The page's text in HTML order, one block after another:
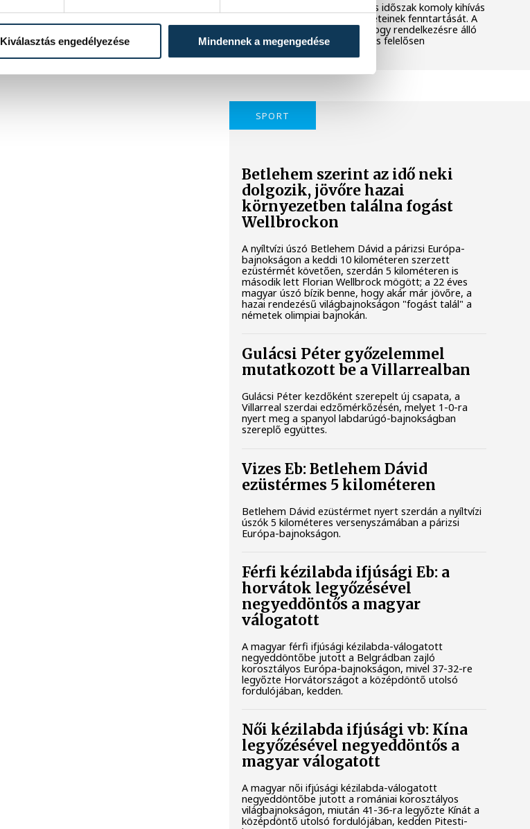
Kiválasztás engedélyezése Mindennek a megengedése
A tartós hőség és az aszályos időszak komoly kihívás
elé állítja Veszprém zöldfelületeinek fenntartását. A
városvezetés kiemelt célja, hogy rendelkezésre álló
vízkészletekkel takarékosan és felelősen
gazdálkodjunk.
SPORT
Betlehem szerint az idő neki
dolgozik, jövőre hazai
környezetben találna fogást
Wellbrockon
A nyíltvízi úszó Betlehem Dávid a párizsi Európa-
bajnokságon a keddi 10 kilométeren szerzett
ezüstérmét követően, szerdán 5 kilométeren is
második lett Florian Wellbrock mögött; a 22 éves
magyar úszó bízik benne, hogy akár már jövőre, a
hazai rendezésű világbajnokságon "fogást talál" a
németek olimpiai bajnokán.
Gulácsi Péter győzelemmel
mutatkozott be a Villarrealban
Gulácsi Péter kezdőként szerepelt új csapata, a
Villarreal szerdai edzőmérkőzésén, melyet 1-0-ra
nyert meg a spanyol labdarúgó-bajnokságban
szereplő együttes.
Vizes Eb: Betlehem Dávid
ezüstérmes 5 kilométeren
Betlehem Dávid ezüstérmet nyert szerdán a nyíltvízi
úszók 5 kilométeres versenyszámában a párizsi
Európa-bajnokságon.
Férfi kézilabda ifjúsági Eb: a
horvátok legyőzésével
negyeddöntős a magyar
válogatott
A magyar férfi ifjúsági kézilabda-válogatott
negyeddöntőbe jutott a Belgrádban zajló
korosztályos Európa-bajnokságon, mivel 37-32-re
legyőzte Horvátországot a középdöntő utolsó
fordulójában, kedden.
Női kézilabda ifjúsági vb: Kína
legyőzésével negyeddöntős a
magyar válogatott
A magyar női ifjúsági kézilabda-válogatott
negyeddöntőbe jutott a romániai korosztályos
világbajnokságon, miután 41-36-ra legyőzte Kínát a
középdöntő utolsó fordulójában, kedden Pitesti-